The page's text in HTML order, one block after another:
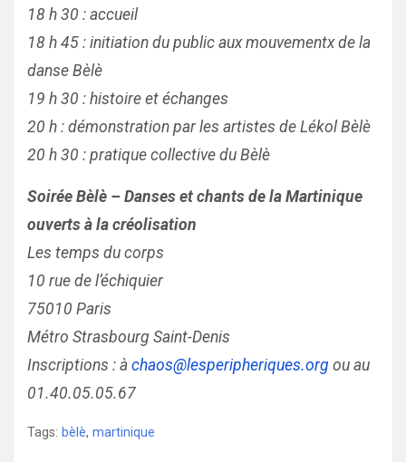
18 h 30 : accueil
18 h 45 : initiation du public aux mouvementx de la
danse Bèlè
19 h 30 : histoire et échanges
20 h : démonstration par les artistes de Lékol Bèlè
20 h 30 : pratique collective du Bèlè
Soirée Bèlè – Danses et chants de la Martinique
ouverts à la créolisation
Les temps du corps
10 rue de l’échiquier
75010 Paris
Métro Strasbourg Saint-Denis
Inscriptions : à chaos@lesperipheriques.org ou au
01.40.05.05.67
Tags: bèlè, martinique